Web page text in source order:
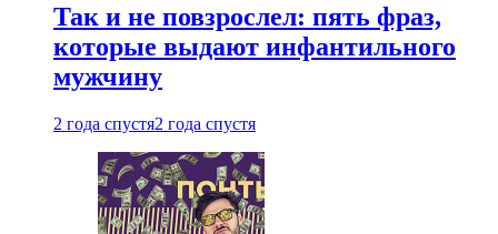
Так и не повзрослел: пять фраз,
которые выдают инфантильного
мужчину
2 года спустя2 года спустя